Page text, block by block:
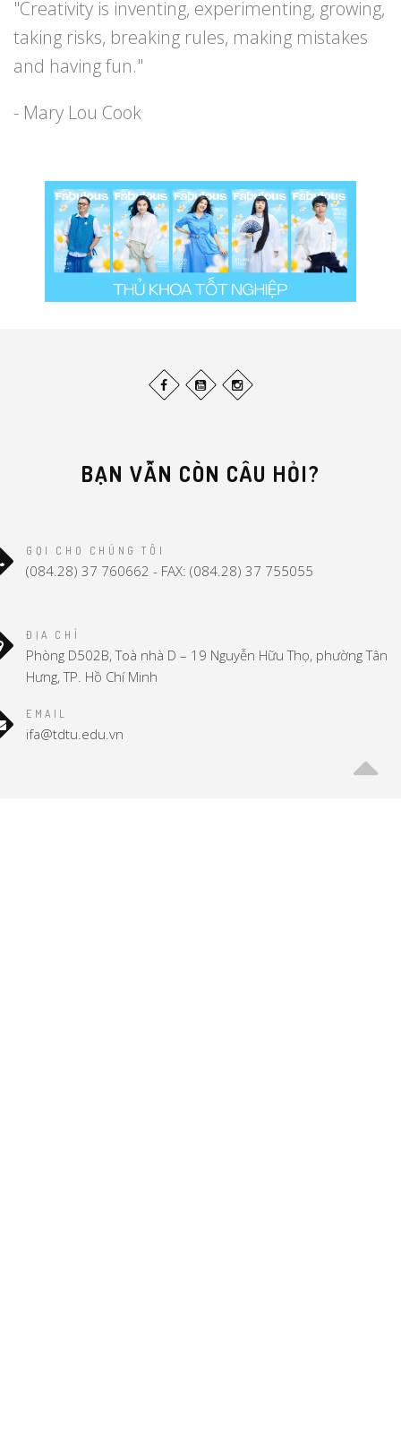
"Creativity is inventing, experimenting, growing,
taking risks, breaking rules, making mistakes
and having fun."
- Mary Lou Cook
BẠN VẪN CÒN CÂU HỎI?
GỌI CHO CHÚNG TÔI
(084.28) 37 760662 - FAX: (084.28) 37 755055
ĐỊA CHỈ
Phòng D502B, Toà nhà D – 19 Nguyễn Hữu Thọ, phường Tân
Hưng, TP. Hồ Chí Minh
EMAIL
ifa@tdtu.edu.vn